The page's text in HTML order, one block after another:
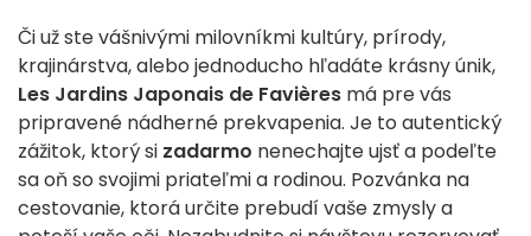
Či už ste vášnivými milovníkmi kultúry, prírody,
krajinárstva, alebo jednoducho hľadáte krásny únik,
Les Jardins Japonais de Favières má pre vás
pripravené nádherné prekvapenia. Je to autentický
zážitok, ktorý si zadarmo nenechajte ujsť a podeľte
sa oň so svojimi priateľmi a rodinou. Pozvánka na
cestovanie, ktorá určite prebudí vaše zmysly a